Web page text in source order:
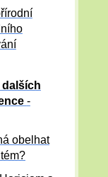
-
obelhat